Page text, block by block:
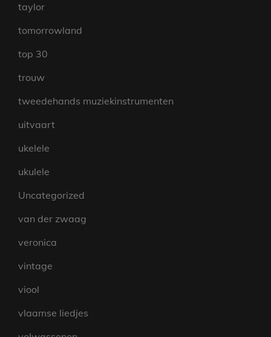
taylor
tomorrowland
top 30
trouw
tweedehands muziekinstrumenten
uitvaart
ukelele
ukulele
Uncategorized
van der zwaag
veronica
vintage
viool
vlaamse liedjes